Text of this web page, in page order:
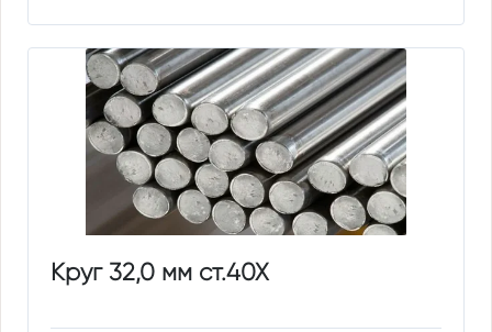
Круг 32,0 мм ст.40Х